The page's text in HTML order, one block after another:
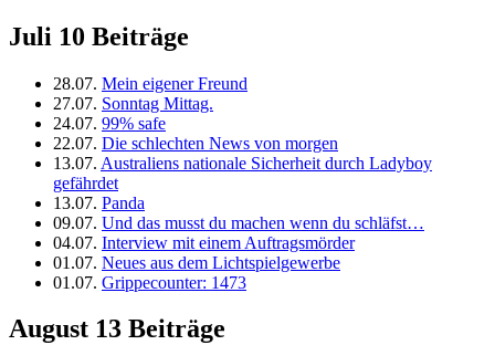
Juli 10 Beiträge
28.07. Mein eigener Freund
27.07. Sonntag Mittag.
24.07. 99% safe
22.07. Die schlechten News von morgen
13.07. Australiens nationale Sicherheit durch Ladyboy
gefährdet
13.07. Panda
09.07. Und das musst du machen wenn du schläfst…
04.07. Interview mit einem Auftragsmörder
01.07. Neues aus dem Lichtspielgewerbe
01.07. Grippecounter: 1473
August 13 Beiträge